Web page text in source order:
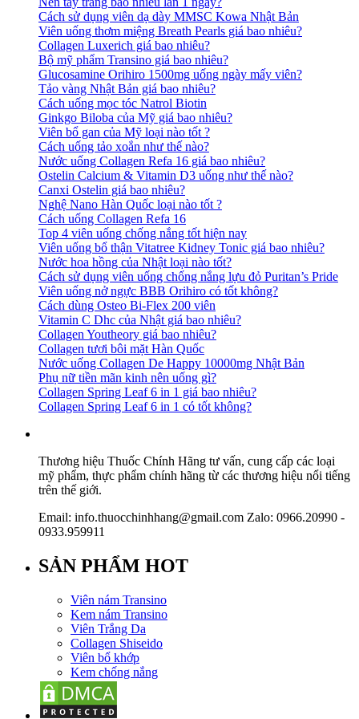
Cách sử dụng viên dạ dày MMSC Kowa Nhật Bản
Viên uống thơm miệng Breath Pearls giá bao nhiêu?
Collagen Luxerich giá bao nhiêu?
Bộ mỹ phẩm Transino giá bao nhiêu?
Glucosamine Orihiro 1500mg uống ngày mấy viên?
Tảo vàng Nhật Bản giá bao nhiêu?
Cách uống mọc tóc Natrol Biotin
Ginkgo Biloba của Mỹ giá bao nhiêu?
Viên bổ gan của Mỹ loại nào tốt ?
Cách uống tảo xoắn như thế nào?
Nước uống Collagen Refa 16 giá bao nhiêu?
Ostelin Calcium & Vitamin D3 uống như thế nào?
Canxi Ostelin giá bao nhiêu?
Nghệ Nano Hàn Quốc loại nào tốt ?
Cách uống Collagen Refa 16
Top 4 viên uống chống nắng tốt hiện nay
Viên uống bổ thận Vitatree Kidney Tonic giá bao nhiêu?
Nước hoa hồng của Nhật loại nào tốt?
Cách sử dụng viên uống chống nắng lựu đỏ Puritan’s Pride
Viên uống nở ngực BBB Orihiro có tốt không?
Cách dùng Osteo Bi-Flex 200 viên
Vitamin C Dhc của Nhật giá bao nhiêu?
Collagen Youtheory giá bao nhiêu?
Collagen tươi bôi mặt Hàn Quốc
Nước uống Collagen De Happy 10000mg Nhật Bản
Phụ nữ tiền mãn kinh nên uống gì?
Collagen Spring Leaf 6 in 1 giá bao nhiêu?
Collagen Spring Leaf 6 in 1 có tốt không?
Thương hiệu Thuốc Chính Hãng tư vấn, cung cấp các loại
mỹ phẩm, thực phẩm chính hãng từ các thương hiệu nổi tiếng
trên thế giới.
Email: info.thuocchinhhang@gmail.com Zalo: 0966.20990 -
0933.959911
SẢN PHẨM HOT
Viên nám Transino
Kem nám Transino
Viên Trắng Da
Collagen Shiseido
Viên bổ khớp
Kem chống nắng